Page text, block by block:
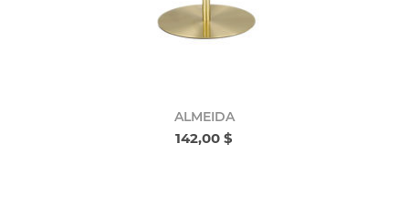
ALMEIDA
142,00 $